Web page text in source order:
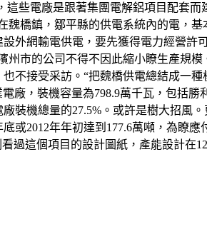
些電廠是跟著集團電解鋁項目配套而
橋鎮，鄒平縣的供電系統內的電，
外網輸電供電，要先獲得電力經營許
市的公司不得不因此縮小瞭生產規
不接受采訪。“把魏橋供電總結成一
廠，裝機容量為798.9萬千瓦，包括勝
裝機總量的27.5%。或許是樹大招風
或2012年年初達到177.6萬噸，為瞭
過這個項目的設計圖紙，產能設計在